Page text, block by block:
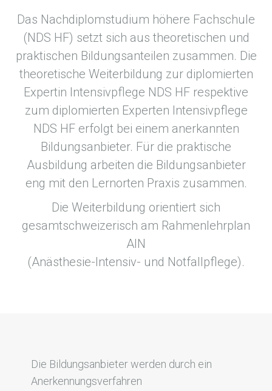
Das Nachdiplomstudium höhere Fachschule
(NDS HF) setzt sich aus theoretischen und
praktischen Bildungsanteilen zusammen. Die
theoretische Weiterbildung zur diplomierten
Expertin Intensivpflege NDS HF respektive
zum diplomierten Experten Intensivpflege
NDS HF erfolgt bei einem anerkannten
Bildungsanbieter. Für die praktische
Ausbildung arbeiten die Bildungsanbieter
eng mit den Lernorten Praxis zusammen.
Die Weiterbildung orientiert sich
gesamtschweizerisch am Rahmenlehrplan
AIN
(Anästhesie-Intensiv- und Notfallpflege).
Die Bildungsanbieter werden durch ein
Anerkennungsverfahren